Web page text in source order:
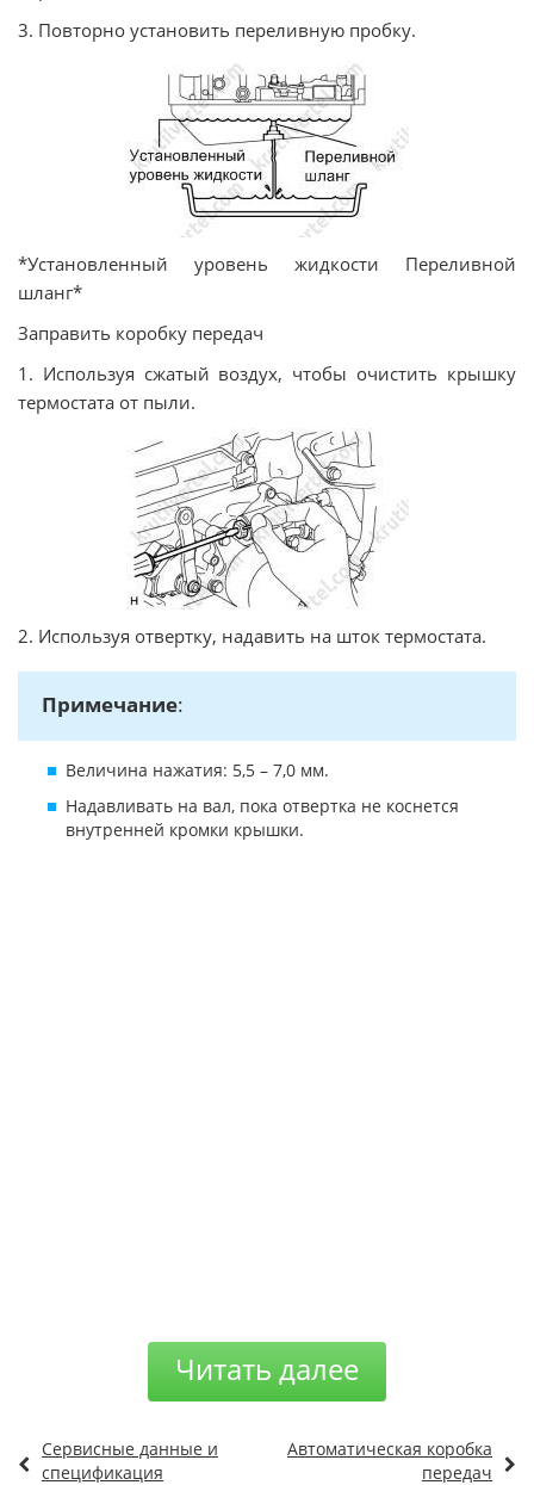
3. Повторно установить переливную пробку.
*Установленный уровень жидкости Переливной
шланг*
Заправить коробку передач
1. Используя сжатый воздух, чтобы очистить крышку
термостата от пыли.
2. Используя отвертку, надавить на шток термостата.
Примечание:
Величина нажатия: 5,5 – 7,0 мм.
Надавливать на вал, пока отвертка не коснется
внутренней кромки крышки.
Читать далее
Сервисные данные и
спецификация
Автоматическая коробка
передач